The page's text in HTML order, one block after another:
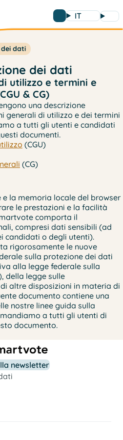
IT
dei dati
dei dati
utilizzo e termini e
& CG)
una descrizione
generali di utilizzo e dei termini
a tutti gli utenti e candidati
documenti.
(CGU)
(CG)
la memoria locale del browser
le prestazioni e la facilità
comporta il
compresi dati sensibili (ad
candidati o degli utenti).
rigorosamente le nuove
sulla protezione dei dati
alla legge federale sulla
della legge sulle
altre disposizioni in materia di
documento contiene una
nostre linee guida sulla
a tutti gli utenti di
documento.
newsletter